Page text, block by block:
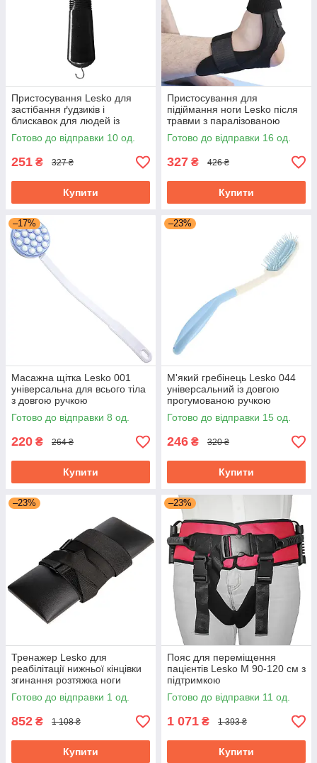
Пристосування Lesko для
застібання ґудзиків і
блискавок для людей із
інвалідністю
Готово до відправки 10 од.
251 ₴ 327 ₴
Купити
Пристосування для
підіймання ноги Lesko після
травми з паралізованою
кінцівкою в гіпсі
Готово до відправки 16 од.
327 ₴ 426 ₴
Купити
–17%
Масажна щітка Lesko 001
універсальна для всього тіла
з довгою ручкою
Готово до відправки 8 од.
220 ₴ 264 ₴
Купити
–23%
М'який гребінець Lesko 044
універсальний із довгою
прогумованою ручкою
Готово до відправки 15 од.
246 ₴ 320 ₴
Купити
–23%
Тренажер Lesko для
реабілітації нижньої кінцівки
згинання розтяжка ноги
Готово до відправки 1 од.
852 ₴ 1 108 ₴
Купити
–23%
Пояс для переміщення
пацієнтів Lesko M 90-120 см з
підтримкою
Готово до відправки 11 од.
1 071 ₴ 1 393 ₴
Купити